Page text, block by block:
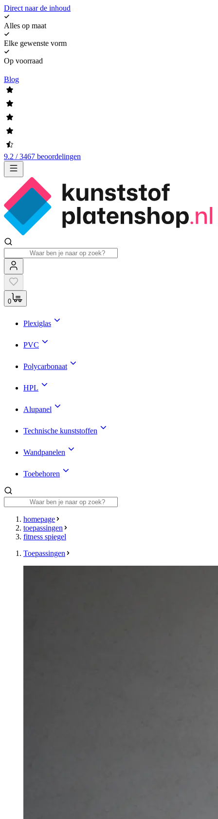
Direct naar de inhoud
Alles op maat
Elke gewenste vorm
Op voorraad
Blog
9.2 / 3467 beoordelingen
0
Plexiglas
PVC
Polycarbonaat
HPL
Alupanel
Technische kunststoffen
Wandpanelen
Toebehoren
homepage
toepassingen
fitness spiegel
Toepassingen